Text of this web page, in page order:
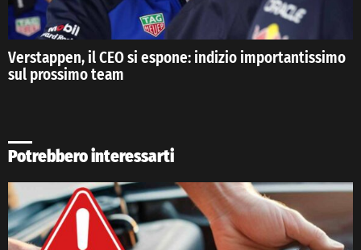
Verstappen, il CEO si espone: indizio importantissimo
sul prossimo team
Potrebbero interessarti